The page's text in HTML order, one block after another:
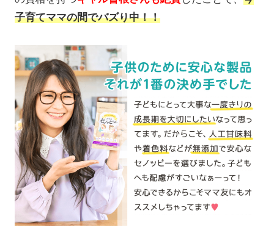
子育てママの間でバズり中！！